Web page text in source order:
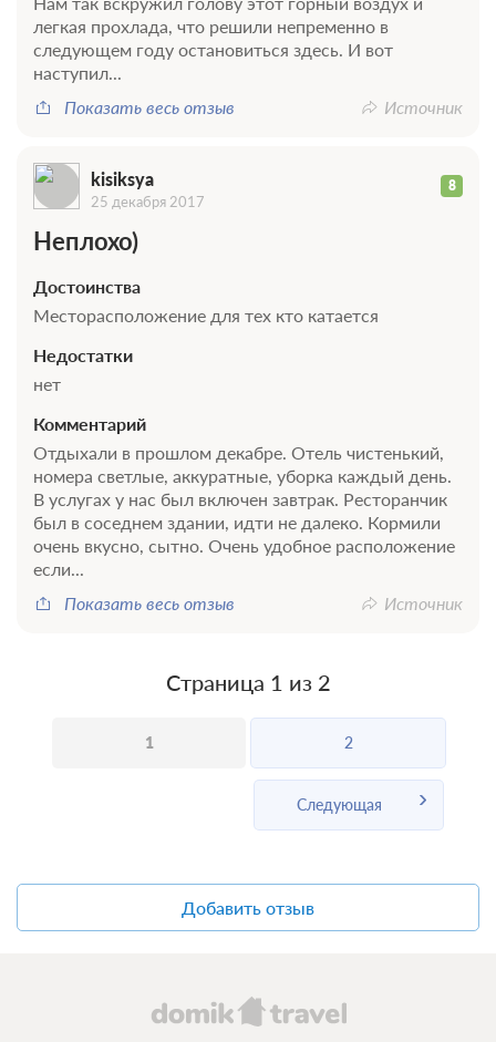
3 фото
Стандартный трехместный номер
Подробнее
Телевизор
3 гостя
Бронирование по запросу
В стоимость входит:
Без питания
Требуется внесение предоплаты в течение 2 часов
легкая прохлада, что решили непременно в
следующем году остановиться здесь. И вот
наступил...
Показать весь отзыв
Источник
kisiksya 8
25 декабря 2017
Неплохо)
Достоинства
Месторасположение для тех кто катается
Недостатки
нет
Комментарий
Отдыхали в прошлом декабре. Отель чистенький,
номера светлые, аккуратные, уборка каждый день.
В услугах у нас был включен завтрак. Ресторанчик
был в соседнем здании, идти не далеко. Кормили
очень вкусно, сытно. Очень удобное расположение
если...
Показать весь отзыв
Источник
Страница 1 из 2
1 2
Следующая
Добавить отзыв